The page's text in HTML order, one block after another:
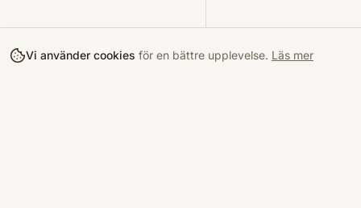
Vi använder cookies för en bättre upplevelse. Läs mer